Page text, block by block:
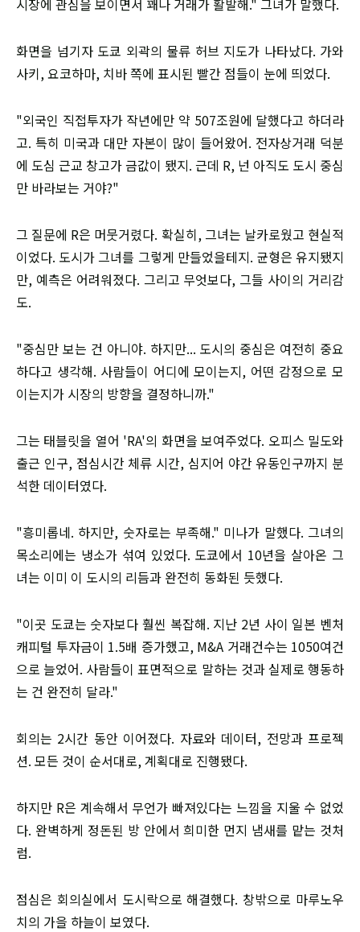
화면을 넘기자 도쿄 외곽의 물류 허브 지도가 나타났다. 가와
사키, 요코하마, 치바 쪽에 표시된 빨간 점들이 눈에 띄었다.
"외국인 직접투자가 작년에만 약 507조원에 달했다고 하더라
고. 특히 미국과 대만 자본이 많이 들어왔어. 전자상거래 덕분
에 도심 근교 창고가 금값이 됐지. 근데 R, 넌 아직도 도시 중심
만 바라보는 거야?"
그 질문에 R은 머뭇거렸다. 확실히, 그녀는 날카로웠고 현실적
이었다. 도시가 그녀를 그렇게 만들었을테지. 균형은 유지됐지
만, 예측은 어려워졌다. 그리고 무엇보다, 그들 사이의 거리감
도.
"중심만 보는 건 아니야. 하지만... 도시의 중심은 여전히 중요
하다고 생각해. 사람들이 어디에 모이는지, 어떤 감정으로 모
이는지가 시장의 방향을 결정하니까."
그는 태블릿을 열어 'RA'의 화면을 보여주었다. 오피스 밀도와
출근 인구, 점심시간 체류 시간, 심지어 야간 유동인구까지 분
석한 데이터였다.
"흥미롭네. 하지만, 숫자로는 부족해." 미나가 말했다. 그녀의
목소리에는 냉소가 섞여 있었다. 도쿄에서 10년을 살아온 그
녀는 이미 이 도시의 리듬과 완전히 동화된 듯했다.
"이곳 도쿄는 숫자보다 훨씬 복잡해. 지난 2년 사이 일본 벤처
캐피털 투자금이 1.5배 증가했고, M&A 거래건수는 1050여건
으로 늘었어. 사람들이 표면적으로 말하는 것과 실제로 행동하
는 건 완전히 달라."
회의는 2시간 동안 이어졌다. 자료와 데이터, 전망과 프로젝
션. 모든 것이 순서대로, 계획대로 진행됐다.
하지만 R은 계속해서 무언가 빠져있다는 느낌을 지울 수 없었
다. 완벽하게 정돈된 방 안에서 희미한 먼지 냄새를 맡는 것처
럼.
점심은 회의실에서 도시락으로 해결했다. 창밖으로 마루노우
치의 가을 하늘이 보였다.